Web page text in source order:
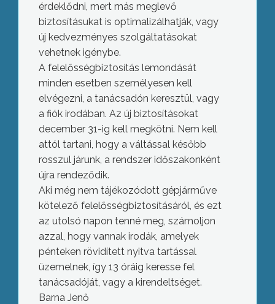
érdeklődni, mert más meglevő
biztosításukat is optimalizálhatják, vagy
új kedvezményes szolgáltatásokat
vehetnek igénybe.
A felelősségbiztosítás lemondását
minden esetben személyesen kell
elvégezni, a tanácsadón keresztül, vagy
a fiók irodában. Az új biztosításokat
december 31-ig kell megkötni. Nem kell
attól tartani, hogy a váltással később
rosszul járunk, a rendszer időszakonként
újra rendeződik.
Aki még nem tájékozódott gépjárműve
kötelező felelősségbiztosításáról, és ezt
az utolsó napon tenné meg, számoljon
azzal, hogy vannak irodák, amelyek
pénteken rövidített nyitva tartással
üzemelnek, így 13 óráig keresse fel
tanácsadóját, vagy a kirendeltséget.
Barna Jenő